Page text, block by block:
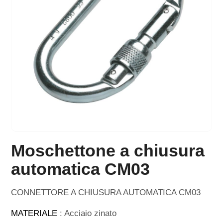
Moschettone a chiusura
automatica CM03
CONNETTORE A CHIUSURA AUTOMATICA CM03
MATERIALE : Acciaio zinato